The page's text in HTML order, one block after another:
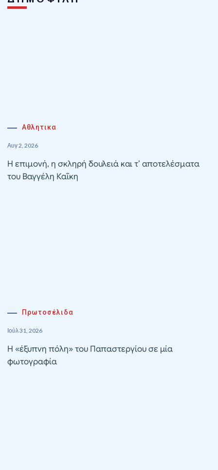
Αθλητικα
Αυγ 2, 2026
Η επιμονή, η σκληρή δουλειά και τ’ αποτελέσματα
του Βαγγέλη Καΐκη
Πρωτοσέλιδα
Ιούλ 31, 2026
Η «έξυπνη πόλη» του Παπαστεργίου σε μία
φωτογραφία